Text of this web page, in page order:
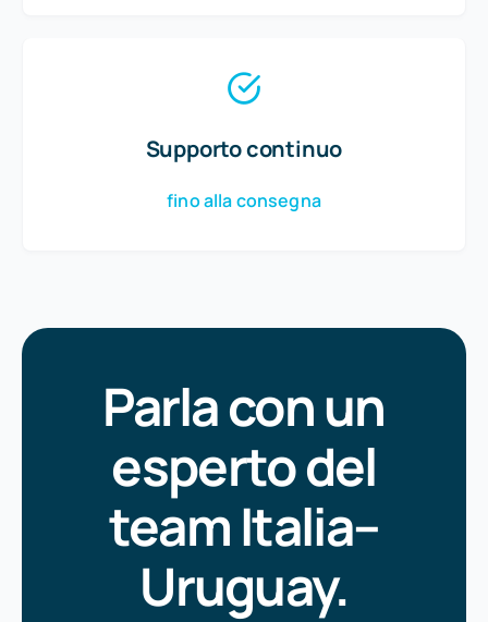
Supporto continuo
fino alla consegna
Parla con un
esperto del
team Italia–
Uruguay.